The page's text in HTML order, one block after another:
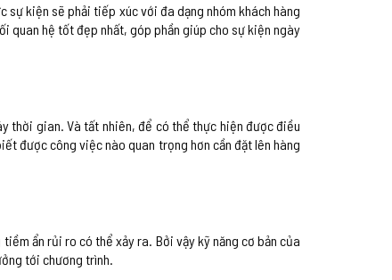
kiện sẽ phải tiếp xúc với đa dạng nhóm khách hàng
quan hệ tốt đẹp nhất, góp phần giúp cho sự kiện ngày
thời gian. Và tất nhiên, để có thể thực hiện được điều
được công việc nào quan trọng hơn cần đặt lên hàng
ẩn rủi ro có thể xảy ra. Bởi vậy kỹ năng cơ bản của
tới chương trình.